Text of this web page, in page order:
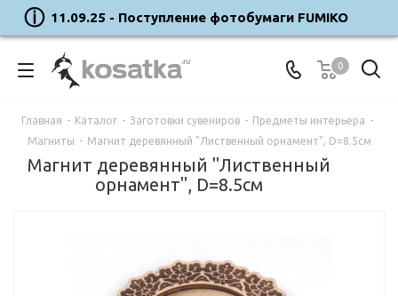
11.09.25 - Поступление фотобумаги FUMIKO
0
Главная - Каталог - Заготовки сувениров - Предметы интерьера -
Магниты - Магнит деревянный "Лиственный орнамент", D=8.5см
Магнит деревянный "Лиственный
орнамент", D=8.5см